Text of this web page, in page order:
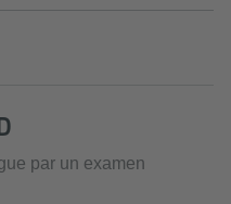
par un examen